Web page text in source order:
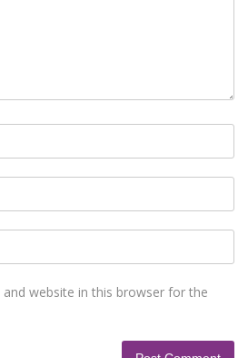
website in this browser for the